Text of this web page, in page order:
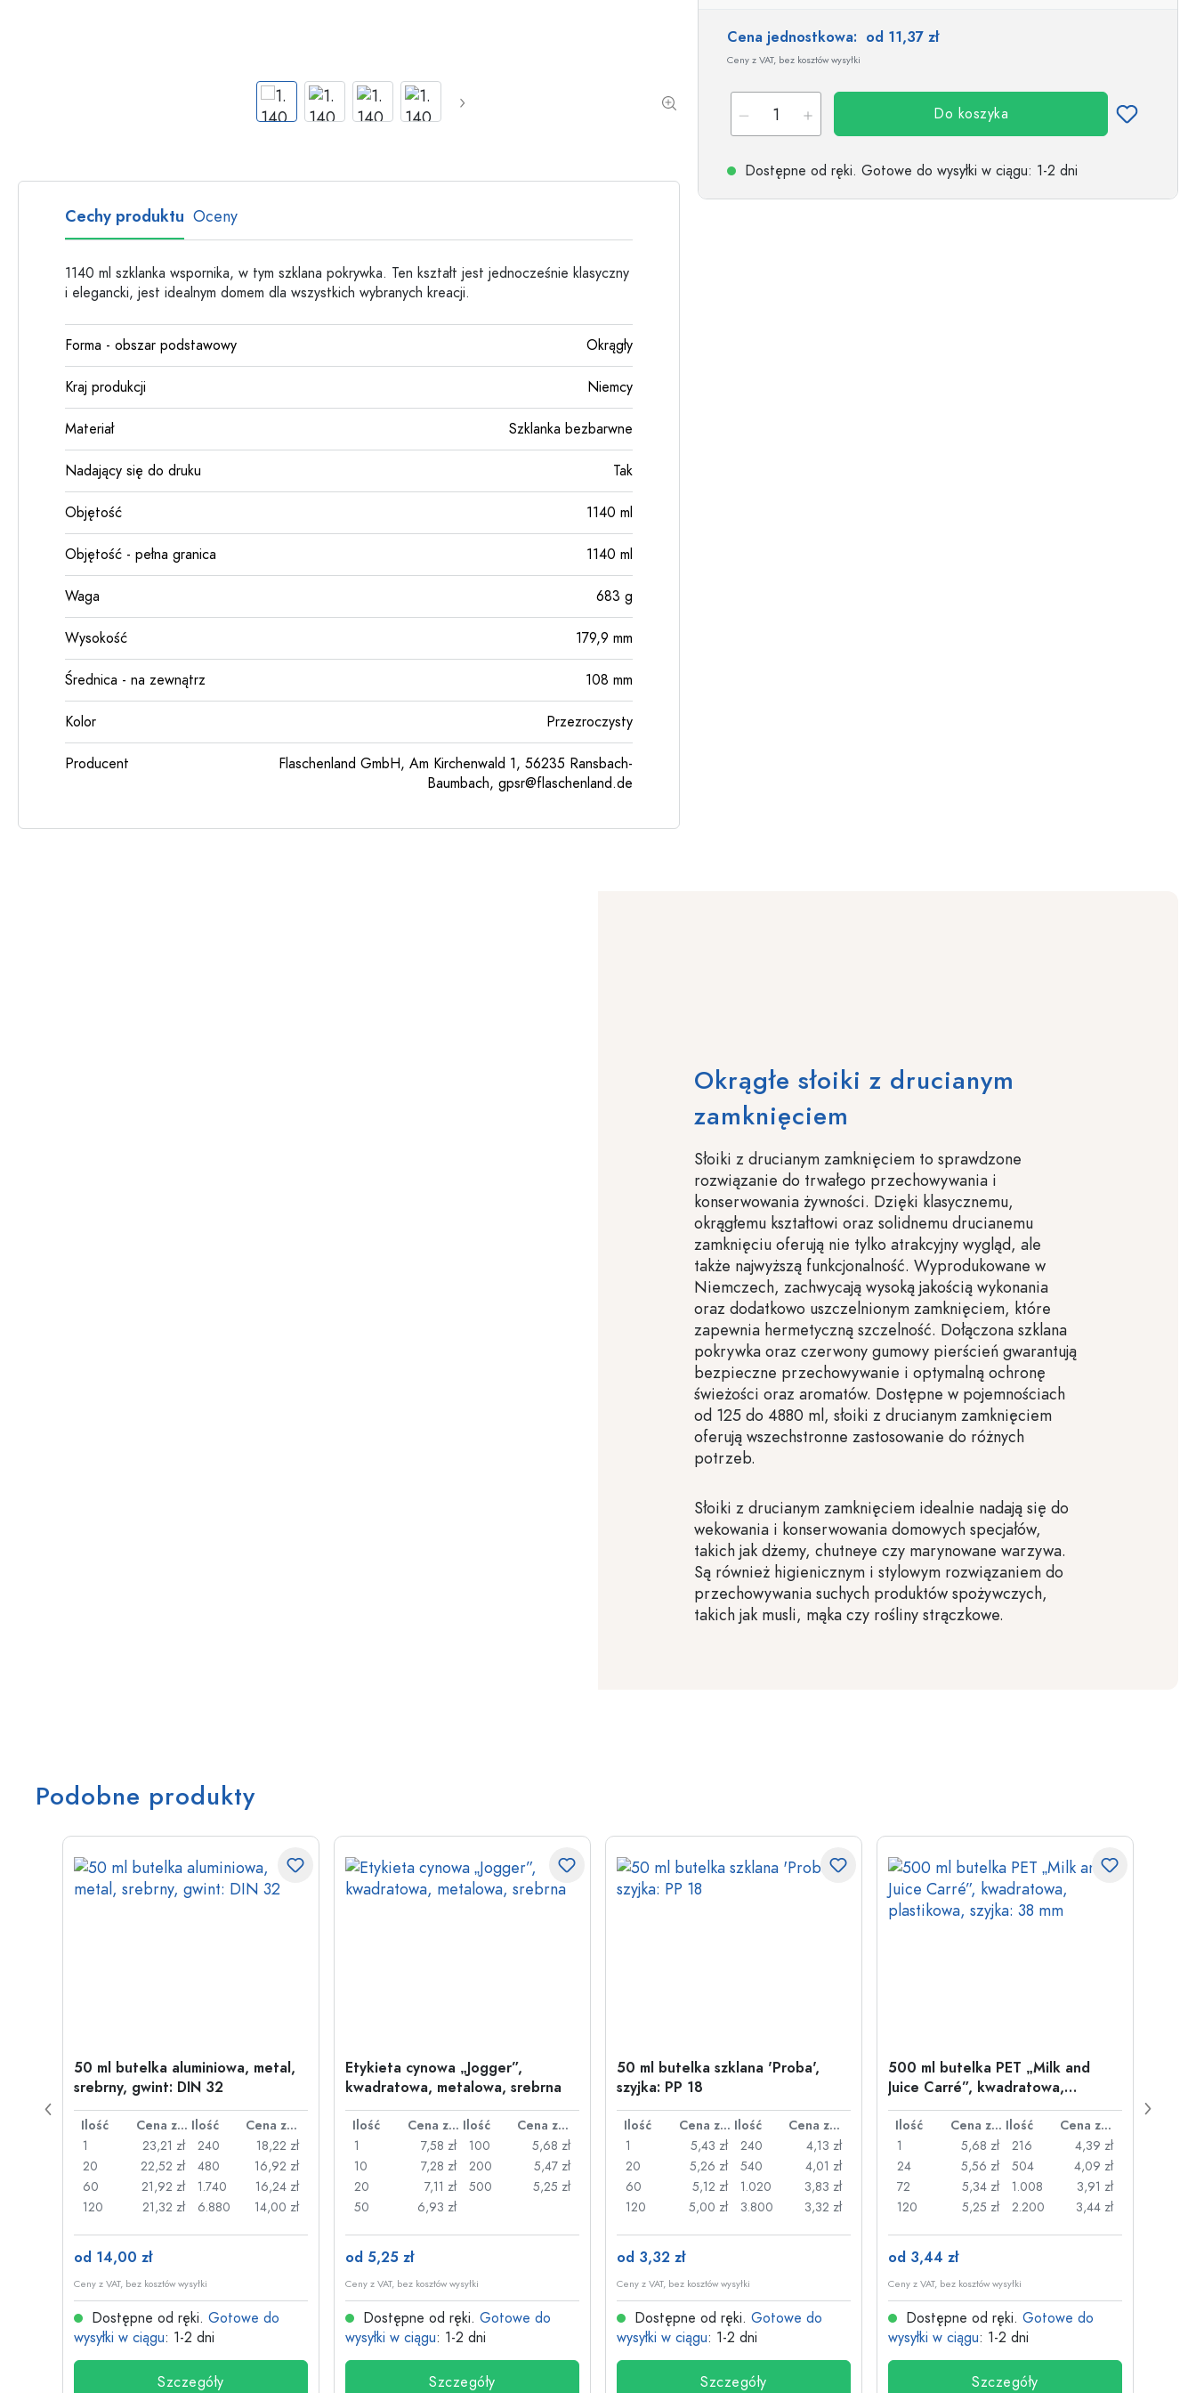
Cena jednostkowa: od 11,37 zł
Ceny z VAT, bez kosztów wysyłki
Do koszyka
Dostępne od ręki. Gotowe do wysyłki w ciągu: 1-2 dni
Cechy produktu Oceny
1140 ml szklanka wspornika, w tym szklana pokrywka. Ten kształt jest jednocześnie klasyczny
i elegancki, jest idealnym domem dla wszystkich wybranych kreacji.
Forma - obszar podstawowy Okrągły
Kraj produkcji Niemcy
Materiał Szklanka bezbarwne
Nadający się do druku Tak
Objętość 1140 ml
Objętość - pełna granica 1140 ml
Waga 683 g
Wysokość 179,9 mm
Średnica - na zewnątrz 108 mm
Kolor Przezroczysty
Producent
Flaschenland GmbH, Am Kirchenwald 1, 56235 Ransbach-
Baumbach, gpsr@flaschenland.de
Okrągłe słoiki z drucianym
zamknięciem
Słoiki z drucianym zamknięciem to sprawdzone
rozwiązanie do trwałego przechowywania i
konserwowania żywności. Dzięki klasycznemu,
okrągłemu kształtowi oraz solidnemu drucianemu
zamknięciu oferują nie tylko atrakcyjny wygląd, ale
także najwyższą funkcjonalność. Wyprodukowane w
Niemczech, zachwycają wysoką jakością wykonania
oraz dodatkowo uszczelnionym zamknięciem, które
zapewnia hermetyczną szczelność. Dołączona szklana
pokrywka oraz czerwony gumowy pierścień gwarantują
bezpieczne przechowywanie i optymalną ochronę
świeżości oraz aromatów. Dostępne w pojemnościach
od 125 do 4880 ml, słoiki z drucianym zamknięciem
oferują wszechstronne zastosowanie do różnych
potrzeb.
Słoiki z drucianym zamknięciem idealnie nadają się do
wekowania i konserwowania domowych specjałów,
takich jak dżemy, chutneye czy marynowane warzywa.
Są również higienicznym i stylowym rozwiązaniem do
przechowywania suchych produktów spożywczych,
takich jak musli, mąka czy rośliny strączkowe.
Podobne produkty
50 ml butelka aluminiowa, metal,
srebrny, gwint: DIN 32
Ilość Cena za sztukę Ilość
Cena za sztukę
1
23,21 zł
20
22,52 zł
60
21,92 zł
120
21,32 zł
240
18,22 zł
480
16,92 zł
1.740
16,24 zł
6.880
14,00 zł
od 14,00 zł
Ceny z VAT, bez kosztów wysyłki
Dostępne od ręki. Gotowe do
wysyłki w ciągu: 1-2 dni
Szczegóły
Etykieta cynowa „Jogger”,
kwadratowa, metalowa, srebrna
Ilość Cena za sztukę Ilość
Cena za sztukę
1
7,58 zł
10
7,28 zł
20
7,11 zł
50
6,93 zł
100
5,68 zł
200
5,47 zł
500
5,25 zł
od 5,25 zł
Ceny z VAT, bez kosztów wysyłki
Dostępne od ręki. Gotowe do
wysyłki w ciągu: 1-2 dni
Szczegóły
50 ml butelka szklana 'Proba',
szyjka: PP 18
Ilość Cena za sztukę Ilość
Cena za sztukę
1
5,43 zł
20
5,26 zł
60
5,12 zł
120
5,00 zł
240
4,13 zł
540
4,01 zł
1.020
3,83 zł
3.800
3,32 zł
od 3,32 zł
Ceny z VAT, bez kosztów wysyłki
Dostępne od ręki. Gotowe do
wysyłki w ciągu: 1-2 dni
Szczegóły
500 ml butelka PET „Milk and
Juice Carré”, kwadratowa,
plastikowa, szyjka: 38 mm
Ilość Cena za sztukę Ilość
Cena za sztukę
1
5,68 zł
24
5,56 zł
72
5,34 zł
120
5,25 zł
216
4,39 zł
504
4,09 zł
1.008
3,91 zł
2.200
3,44 zł
od 3,44 zł
Ceny z VAT, bez kosztów wysyłki
Dostępne od ręki. Gotowe do
wysyłki w ciągu: 1-2 dni
Szczegóły